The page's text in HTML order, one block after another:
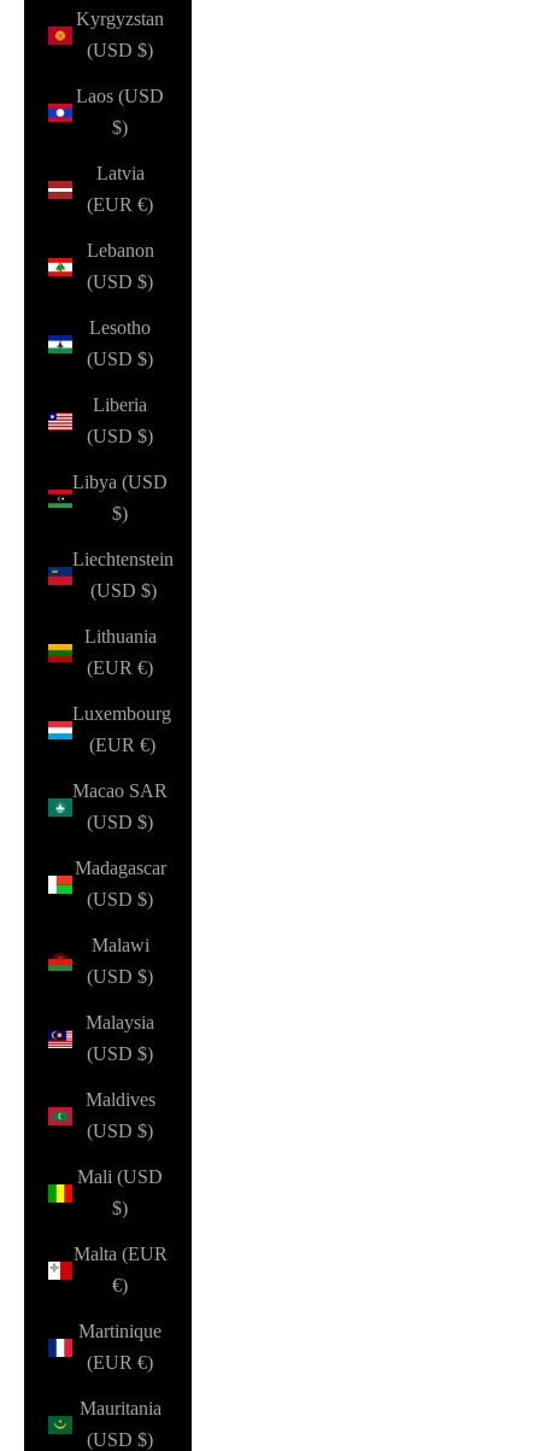
Kyrgyzstan
(USD $)
Laos (USD
$)
Latvia
(EUR €)
Lebanon
(USD $)
Lesotho
(USD $)
Liberia
(USD $)
Libya (USD
$)
Liechtenstein
(USD $)
Lithuania
(EUR €)
Luxembourg
(EUR €)
Macao SAR
(USD $)
Madagascar
(USD $)
Malawi
(USD $)
Malaysia
(USD $)
Maldives
(USD $)
Mali (USD
$)
Malta (EUR
€)
Martinique
(EUR €)
Mauritania
(USD $)